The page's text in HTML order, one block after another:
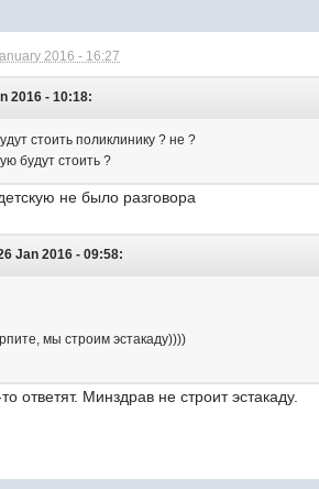
2016 - 16:27
2016 - 10:18:
стоить поликлинику ? не ?
будут стоить ?
не было разговора
Jan 2016 - 09:58:
мы строим эстакаду))))
ответят. Минздрав не строит эстакаду.